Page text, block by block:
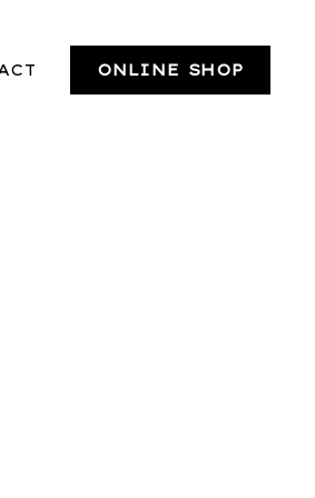
ONLINE SHOP